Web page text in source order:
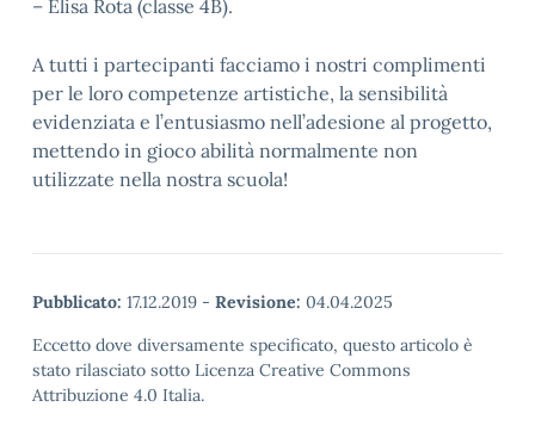
– Elisa Rota (classe 4B).
A tutti i partecipanti facciamo i nostri complimenti
per le loro competenze artistiche, la sensibilità
evidenziata e l’entusiasmo nell’adesione al progetto,
mettendo in gioco abilità normalmente non
utilizzate nella nostra scuola!
Pubblicato: 17.12.2019 - Revisione: 04.04.2025
Eccetto dove diversamente specificato, questo articolo è
stato rilasciato sotto Licenza Creative Commons
Attribuzione 4.0 Italia.